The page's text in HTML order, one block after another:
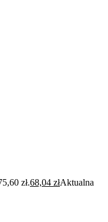
zł.68,04złAktualna